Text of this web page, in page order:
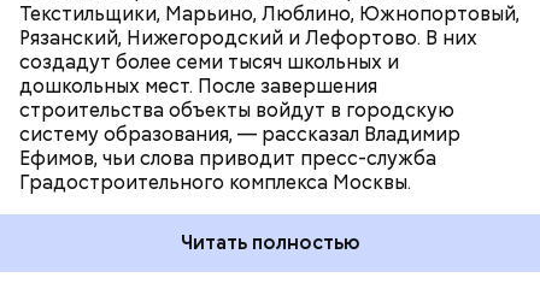
Текстильщики, Марьино, Люблино, Южнопортовый,
Рязанский, Нижегородский и Лефортово. В них
создадут более семи тысяч школьных и
дошкольных мест. После завершения
строительства объекты войдут в городскую
систему образования, — рассказал Владимир
Ефимов, чьи слова приводит пресс-служба
Градостроительного комплекса Москвы.
Читать полностью